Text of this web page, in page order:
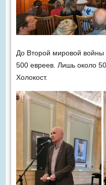
До Второй мировой
500 евреев. Лишь около
Холокост.